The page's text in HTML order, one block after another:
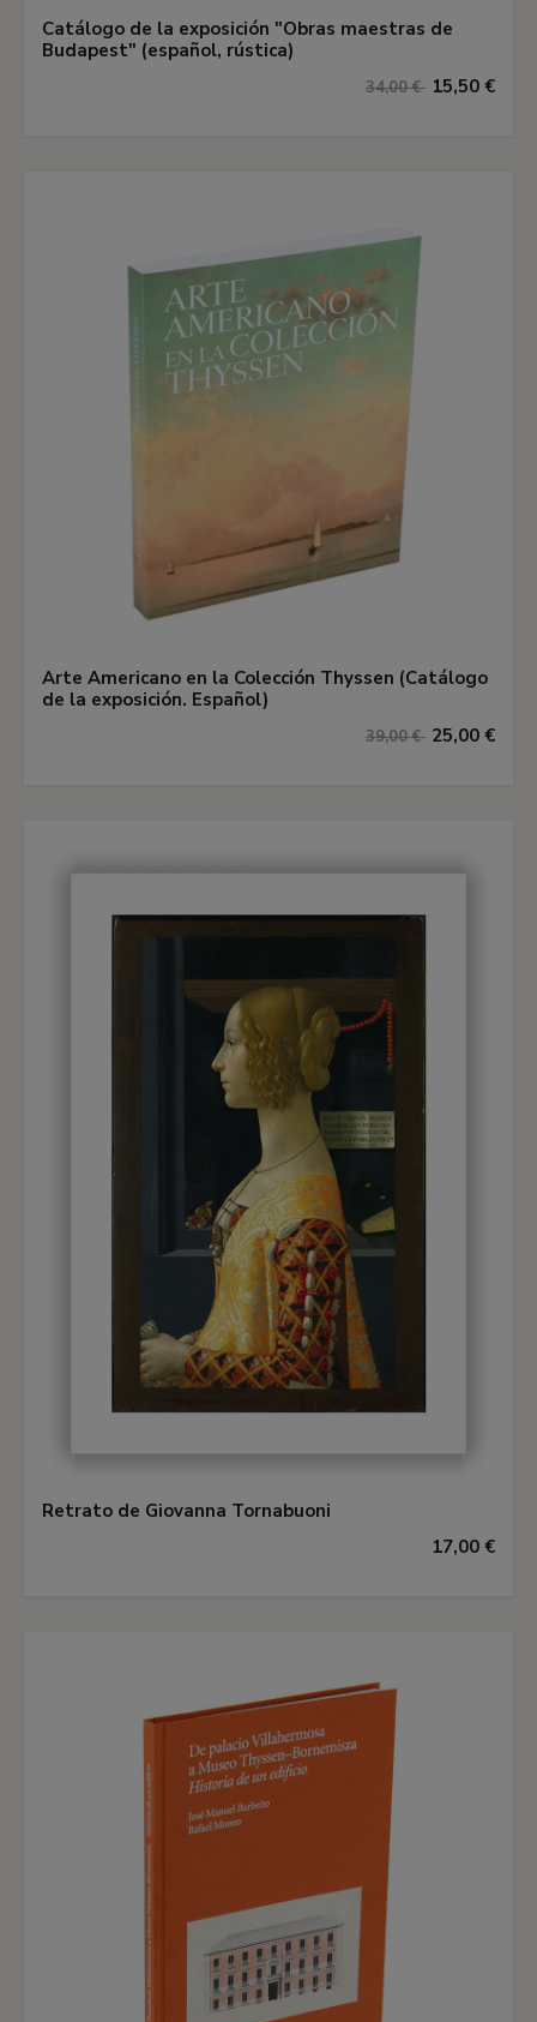
Catálogo de la exposición "Obras maestras de
Budapest" (español, rústica)
34,00 € 15,50 €
Arte Americano en la Colección Thyssen (Catálogo
de la exposición. Español)
39,00 € 25,00 €
Retrato de Giovanna Tornabuoni
17,00 €